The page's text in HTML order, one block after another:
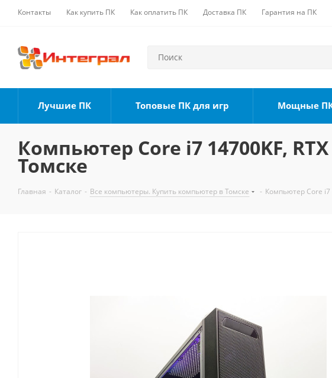
Контакты Как купить ПК Как оплатить ПК Доставка ПК Гарантия на ПК
Лучшие ПК Топовые ПК для игр Мощные
Компьютер Core i7 14700KF,
Томске
Главная - Каталог - Все компьютеры. Купить компьютер в Томске - Компьютер Core i7